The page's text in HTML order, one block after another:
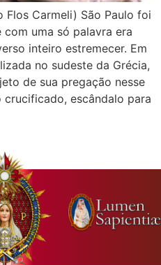
Flos Carmeli) São Paulo foi
com uma só palavra era
inteiro estremecer. Em
no sudeste da Grécia,
de sua pregação nesse
crucificado, escândalo para